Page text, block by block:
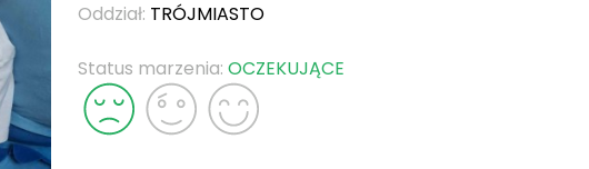
Oddział: TRÓJMIASTO
Status marzenia: OCZEKUJĄCE